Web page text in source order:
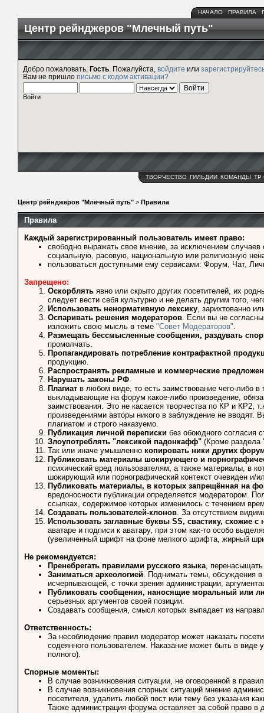
НАЧАЛО ПРАВИЛА
Центр рейнджеров "Млечный путь"
Добро пожаловать, Гость . Пожалуйста, войдите или
Вам не пришло письмо с кодом активации?
Войти
ТВОРЧЕСТВО ГИЛЬДИИ КОМАНДЫ ТР
Центр рейнджеров "Млечный путь" > Правила
Правила
Каждый зарегистрированный пользователь имеет право:
свободно выражать свое мнение, за исключением
социальную, расовую, национальную или религиозную
пользоваться доступными ему сервисами: Форум, Чат,
Запрещено:
Оскорблять явно или скрыто других посетителей, их
следует вести себя культурно и не делать другим того,
Использовать ненормативную лексику, зарихтованно
Оспаривать решения модераторов. Если вы не
изложить свою мысль в теме "Совет Модераторов".
Размещать бессмысленные сообщения, раздувать
промолчать.
Пропагандировать потребление контрафактной
продукцию.
Распространять рекламные и коммерческие
Нарушать законы РФ.
Плагиат в любом виде, то есть заимствование чего-либо в
выкладывающие на форум какое-либо произведение,
заимствования. Это не касается творчества по КР и КР2,
произведениями авторы никого в заблуждение не
плагиатом и строго наказуемо.
Публикация личной переписки без обоюдного согласия
Злоупотреблять "лексикой падонкафф" (Кроме раздела
Так или иначе умышленно копировать ники других
Публиковать материалы шокирующего и
психический вред пользователям, а также материалы, в
шокирующий или порнографический контекст очевиден
Публиковать материалы, в которых запрещённая на
вредоносности публикации определяется модератором.
ссылках, содержимое которых изменилось с течением
Создавать пользователей-клонов. За отсутствием
Использовать заглавные буквы SS, свастику,
аватаре и подписи к аватару, при этом как-то особо
(увеличенный шрифт на фоне мелкого шрифта, жирный
Не рекомендуется:
Пренебрегать правилами русского языка,
Заниматься археологией. Поднимать темы, обсуждения
исчерпывающей, с точки зрения администрации,
Публиковать сообщения, наносящие моральный или
серьезных аргументов своей позиции.
Создавать сообщения, смысл которых выпадает из
Ответственность:
За несоблюдение правил модератор может наказать
содеянного пользователем. Наказание может быть в виде
полного).
Спорные моменты:
В случае возникновения ситуации, не оговоренной в
В случае возникновения спорных ситуаций мнение
посетителя, удалить любой пост или тему без указания
Также администрация форума оставляет за собой право